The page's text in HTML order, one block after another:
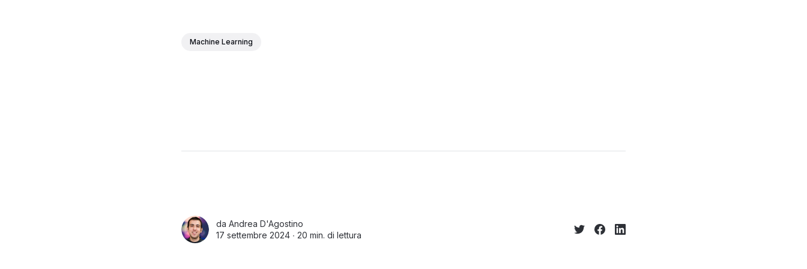
Machine Learning
da Andrea D'Agostino
17 settembre 2024 ∙ 20 min. di lettura